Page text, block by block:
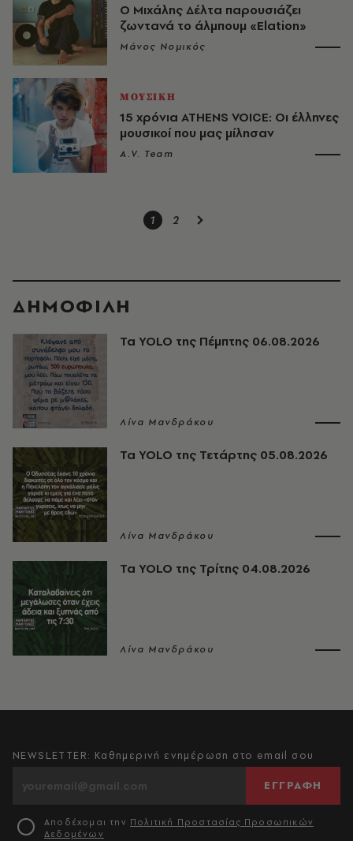
Ο Μιχάλης Δέλτα παρουσιάζει
ζωντανά το άλμπουμ «Elation»
Μάνος Νομικός
ΜΟΥΣΙΚΗ
15 χρόνια ATHENS VOICE: Οι έλληνες
μουσικοί που μας μίλησαν
A.V. Team
1 2
ΔΗΜΟΦΙΛΗ
Τα YOLO της Πέμπτης 06.08.2026
Λίνα Μανδράκου
Τα YOLO της Τετάρτης 05.08.2026
Λίνα Μανδράκου
Τα YOLO της Τρίτης 04.08.2026
Λίνα Μανδράκου
NEWSLETTER: Καθημερινή ενημέρωση στο email σου
ΕΓΓΡΑΦΗ
Αποδέχομαι την Πολιτική Προστασίας Προσωπικών
Δεδομένων